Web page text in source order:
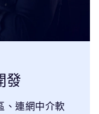
發
、連網中介軟